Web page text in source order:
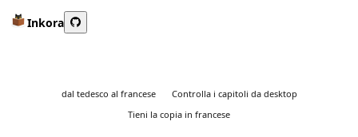
Inkora
dal tedesco al francese
Controlla i capitoli da desktop
Tieni la copia in francese